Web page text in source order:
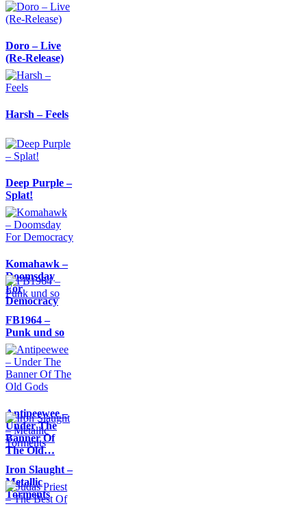
Doro – Live
(Re-Release)
Harsh – Feels
Deep Purple –
Splat!
Komahawk –
Doomsday
For
Democracy
FB1964 –
Punk und so
Antipeewee –
Under The
Banner Of
The Old…
Iron Slaught –
Metallic
Torments